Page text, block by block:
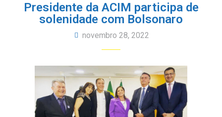
Presidente da ACIM participa de
solenidade com Bolsonaro
novembro 28, 2022